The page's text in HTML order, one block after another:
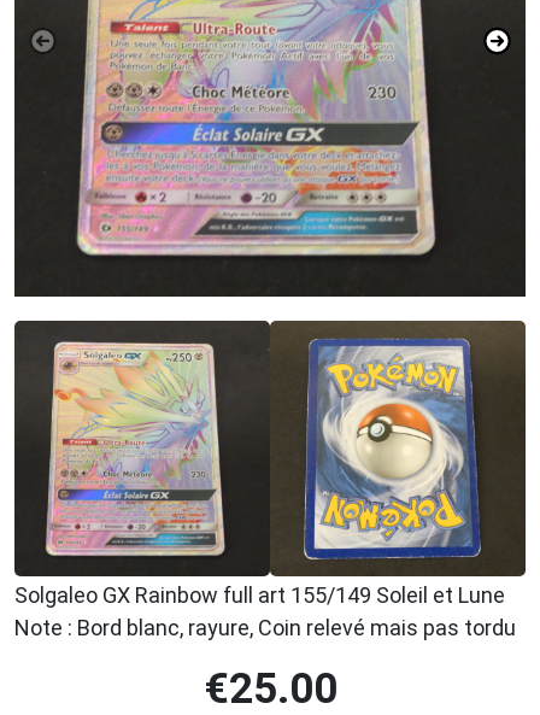
Solgaleo GX Rainbow full art 155/149 Soleil et Lune
Note : Bord blanc, rayure, Coin relevé mais pas tordu
€25.00